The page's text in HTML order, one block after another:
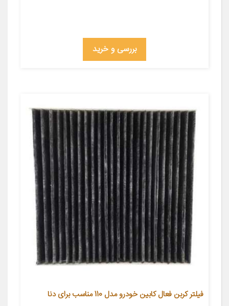
بررسی و خرید
فیلتر کربن فعال کابین خودرو مدل 110 مناسب برای دنا